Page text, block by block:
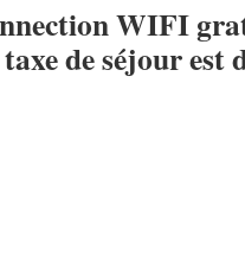
WIFI
de séjour est